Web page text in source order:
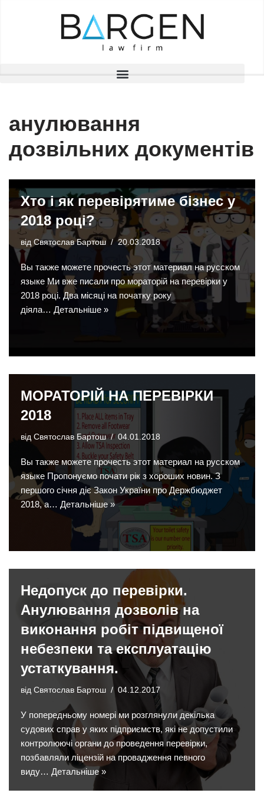
анулювання
дозвільних документів
Хто і як перевірятиме бізнес у
2018 році?
від Святослав Бартош 20.03.2018
Вы также можете прочесть этот материал на русском
языке Ми вже писали про мораторій на перевірки у
2018 році. Два місяці на початку року
діяла… Детальніше »
МОРАТОРІЙ НА ПЕРЕВІРКИ
2018
від Святослав Бартош 04.01.2018
Вы также можете прочесть этот материал на русском
языке Пропонуємо почати рік з хороших новин. З
першого січня діє Закон України про Держбюджет
2018, а… Детальніше »
Недопуск до перевірки.
Анулювання дозволів на
виконання робіт підвищеної
небезпеки та експлуатацію
устаткування.
від Святослав Бартош 04.12.2017
У попередньому номері ми розглянули декілька
судових справ у яких підприємств, які не допустили
контролюючі органи до проведення перевірки,
позбавляли ліцензій на провадження певного
виду… Детальніше »